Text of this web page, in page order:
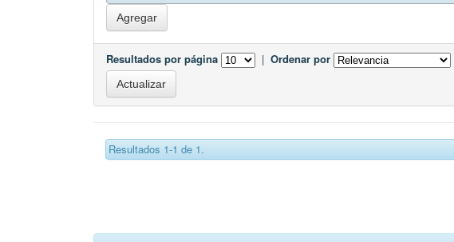
Resultados por página | Ordenar por
Resultados 1-1 de 1.